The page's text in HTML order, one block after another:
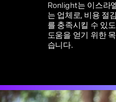
Ronlight는 이스라
는 업체로, 비용 절
를 충족시킬 수 있
도움을 얻기 위한
습니다.